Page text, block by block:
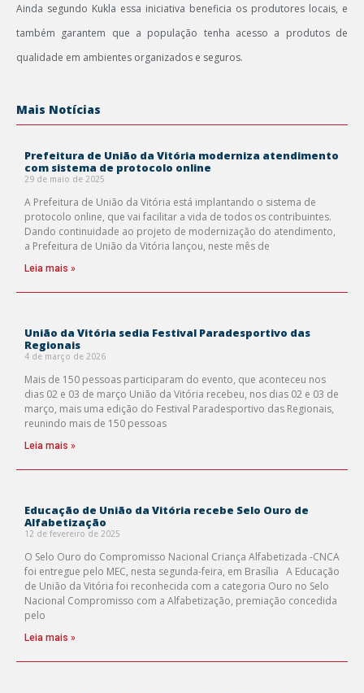
Ainda segundo Kukla essa iniciativa beneficia os produtores locais, e
também garantem que a população tenha acesso a produtos de
qualidade em ambientes organizados e seguros.
Mais Notícias
Prefeitura de União da Vitória moderniza atendimento
com sistema de protocolo online
29 de maio de 2025
A Prefeitura de União da Vitória está implantando o sistema de
protocolo online, que vai facilitar a vida de todos os contribuintes.
Dando continuidade ao projeto de modernização do atendimento,
a Prefeitura de União da Vitória lançou, neste mês de
Leia mais »
União da Vitória sedia Festival Paradesportivo das
Regionais
4 de março de 2026
Mais de 150 pessoas participaram do evento, que aconteceu nos
dias 02 e 03 de março União da Vitória recebeu, nos dias 02 e 03 de
março, mais uma edição do Festival Paradesportivo das Regionais,
reunindo mais de 150 pessoas
Leia mais »
Educação de União da Vitória recebe Selo Ouro de
Alfabetização
12 de fevereiro de 2025
O Selo Ouro do Compromisso Nacional Criança Alfabetizada -CNCA
foi entregue pelo MEC, nesta segunda-feira, em Brasília A Educação
de União da Vitória foi reconhecida com a categoria Ouro no Selo
Nacional Compromisso com a Alfabetização, premiação concedida
pelo
Leia mais »